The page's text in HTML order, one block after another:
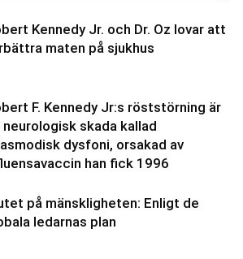
Kennedy Jr. och Dr. Oz lovar att
maten på sjukhus
F. Kennedy Jr:s röststörning är
neurologisk skada kallad
dysfoni, orsakad av
han fick 1996
på mänskligheten: Enligt de
ledarnas plan